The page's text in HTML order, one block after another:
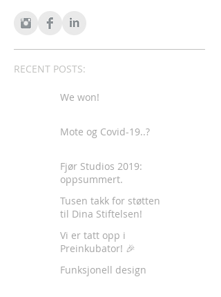
RECENT POSTS:
We won!
Mote og Covid-19..?
Fjør Studios 2019:
oppsummert.
Tusen takk for støtten
til Dina Stiftelsen!
Vi er tatt opp i
Preinkubator! 🎉
Funksjonell design